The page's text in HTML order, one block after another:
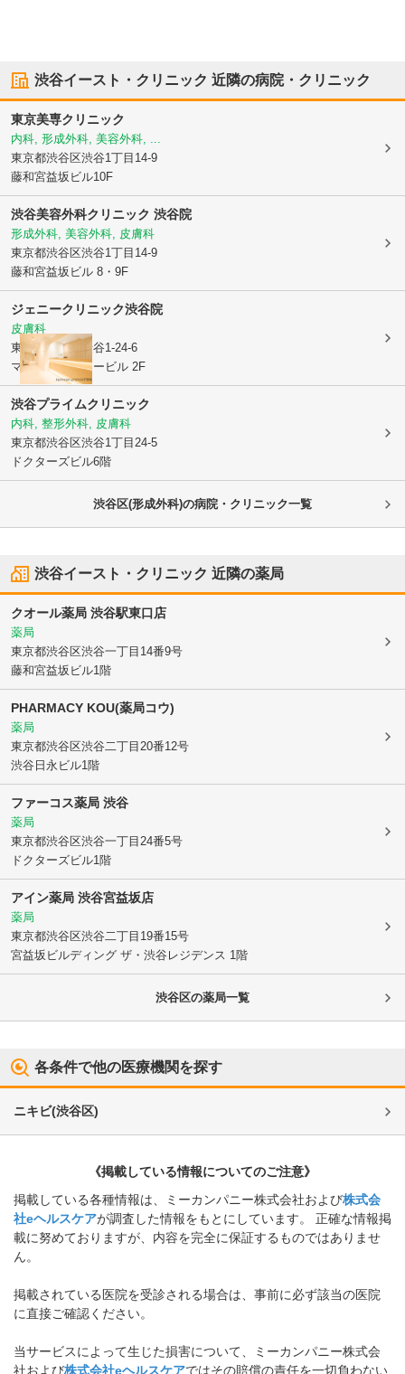
渋谷イースト・クリニック 近隣の病院・クリニック
東京美専クリニック
内科, 形成外科, 美容外科, ...
東京都渋谷区渋谷1丁目14-9
藤和宮益坂ビル10F
渋谷美容外科クリニック 渋谷院
形成外科, 美容外科, 皮膚科
東京都渋谷区渋谷1丁目14-9
藤和宮益坂ビル 8・9F
ジェニークリニック渋谷院
皮膚科
東京都渋谷区
渋谷1-24-6
マトリクス・ツービル 2F
渋谷プライムクリニック
内科, 整形外科, 皮膚科
東京都渋谷区渋谷1丁目24-5
ドクターズビル6階
渋谷区(形成外科)の病院・クリニック一覧
渋谷イースト・クリニック 近隣の薬局
クオール薬局 渋谷駅東口店
薬局
東京都渋谷区渋谷一丁目14番9号
藤和宮益坂ビル1階
PHARMACY KOU(薬局コウ)
薬局
東京都渋谷区渋谷二丁目20番12号
渋谷日永ビル1階
ファーコス薬局 渋谷
薬局
東京都渋谷区渋谷一丁目24番5号
ドクターズビル1階
アイン薬局 渋谷宮益坂店
薬局
東京都渋谷区渋谷二丁目19番15号
宮益坂ビルディング ザ・渋谷レジデンス 1階
渋谷区の薬局一覧
各条件で他の医療機関を探す
ニキビ(渋谷区)
《掲載している情報についてのご注意》
掲載している各種情報は、ミーカンパニー株式会社および株式会
社eヘルスケアが調査した情報をもとにしています。 正確な情報掲
載に努めておりますが、内容を完全に保証するものではありませ
ん。
掲載されている医院を受診される場合は、事前に必ず該当の医院
に直接ご確認ください。
当サービスによって生じた損害について、ミーカンパニー株式会
社および株式会社eヘルスケアではその賠償の責任を一切負わない